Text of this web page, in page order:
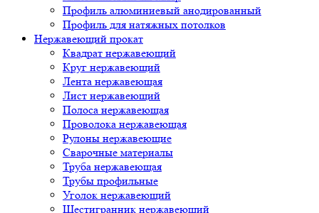
Профиль алюминиевый анодированный
Профиль для натяжных потолков
Нержавеющий прокат
Квадрат нержавеющий
Круг нержавеющий
Лента нержавеющая
Лист нержавеющий
Полоса нержавеющая
Проволока нержавеющая
Рулоны нержавеющие
Сварочные материалы
Труба нержавеющая
Трубы профильные
Уголок нержавеющий
Шестигранник нержавеющий